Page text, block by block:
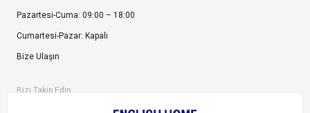
Pazartesi-Cuma: 09:00 – 18:00
Cumartesi-Pazar: Kapalı
Bize Ulaşın
Bizi Takip Edin